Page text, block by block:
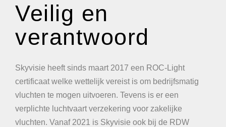
Veilig en
verantwoord
Skyvisie heeft sinds maart 2017 een ROC-Light
certificaat welke wettelijk vereist is om bedrijfsmatig
vluchten te mogen uitvoeren. Tevens is er een
verplichte luchtvaart verzekering voor zakelijke
vluchten. Vanaf 2021 is Skyvisie ook bij de RDW